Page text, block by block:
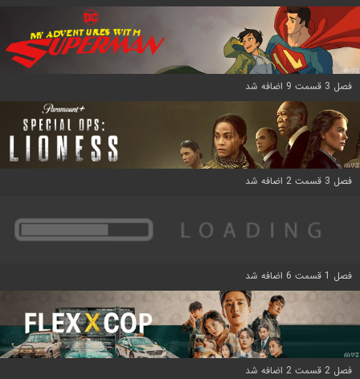
فصل 3 قسمت 9 اضافه شد
فصل 3 قسمت 2 اضافه شد
فصل 1 قسمت 6 اضافه شد
فصل 2 قسمت 2 اضافه شد